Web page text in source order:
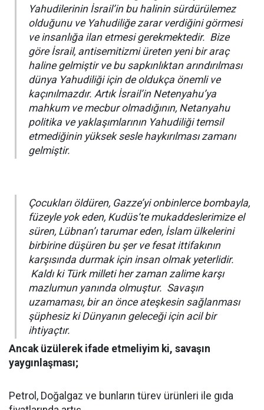
Yahudilerinin İsrail’in bu halinin sürdürülemez
olduğunu ve Yahudiliğe zarar verdiğini görmesi
ve insanlığa ilan etmesi gerekmektedir. Bize
göre İsrail, antisemitizmi üreten yeni bir araç
haline gelmiştir ve bu sapkınlıktan arındırılması
dünya Yahudiliği için de oldukça önemli ve
kaçınılmazdır. Artık İsrail’in Netenyahu’ya
mahkum ve mecbur olmadığının, Netanyahu
politika ve yaklaşımlarının Yahudiliği temsil
etmediğinin yüksek sesle haykırılması zamanı
gelmiştir.
Çocukları öldüren, Gazze’yi onbinlerce bombayla,
füzeyle yok eden, Kudüs’te mukaddeslerimize el
süren, Lübnan’ı tarumar eden, İslam ülkelerini
birbirine düşüren bu şer ve fesat ittifakının
karşısında durmak için insan olmak yeterlidir.
Kaldı ki Türk milleti her zaman zalime karşı
mazlumun yanında olmuştur. Savaşın
uzamaması, bir an önce ateşkesin sağlanması
şüphesiz ki Dünyanın geleceği için acil bir
ihtiyaçtır.
Ancak üzülerek ifade etmeliyim ki, savaşın
yaygınlaşması;
Petrol, Doğalgaz ve bunların türev ürünleri ile gıda